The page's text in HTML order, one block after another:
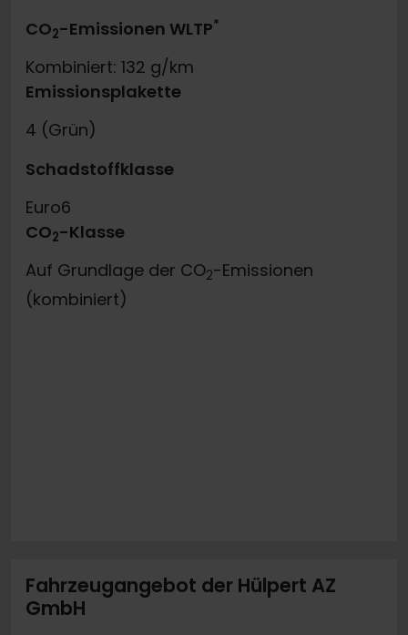
CO2-Emissionen WLTP*
Kombiniert: 132 g/km
Emissionsplakette
4 (Grün)
Schadstoffklasse
Euro6
CO2-Klasse
Auf Grundlage der CO2-Emissionen
(kombiniert)
Fahrzeugangebot der Hülpert AZ
GmbH